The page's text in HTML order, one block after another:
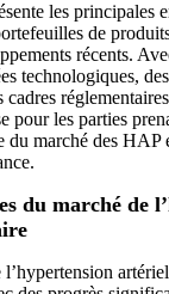
les principales
de
récents.
technologiques,
cadres
pour les parties
du marché des HAP
du marché de
l’hypertension